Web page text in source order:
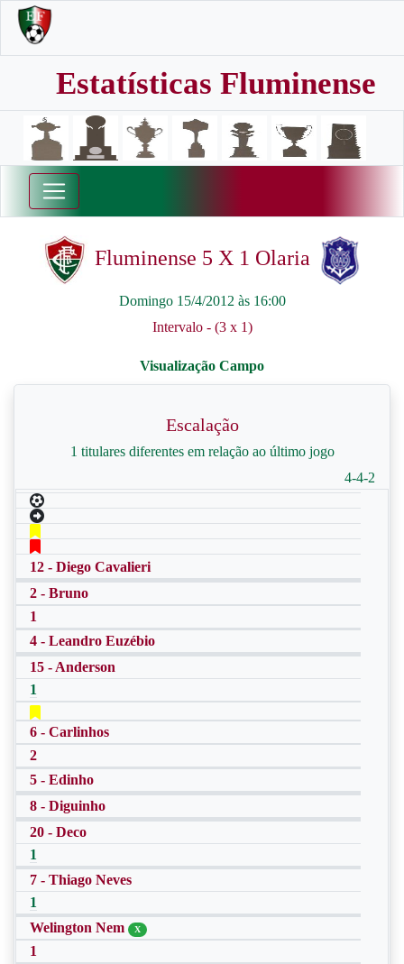
Estatísticas Fluminense
Fluminense 5 X 1 Olaria
Domingo 15/4/2012 às 16:00
Intervalo - (3 x 1)
Escalação
1 titulares diferentes em relação ao último jogo
4-4-2
12 - Diego Cavalieri
2 - Bruno
1
4 - Leandro Euzébio
15 - Anderson
1
6 - Carlinhos
2
5 - Edinho
8 - Diguinho
20 - Deco
1
7 - Thiago Neves
1
Welington Nem
X
1